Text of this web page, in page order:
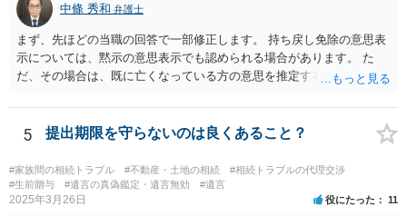
中條 秀和 弁護士
まず、先ほどの当職の回答で一部修正します。 持ち戻し免除の意思表
示については、黙示の意思表示でも認められる場合があります。 た
だ、その場合は、既に亡くなっている方の意思を推定することになり
持ち戻し免除の意思表示は書面で明確にしておいていただくべきとい
う結論は変わりません。 誤解を与えるような回答でした。失礼しまし
た。 文言については、「〇〇に対する生前贈与による特別受益の持ち
戻しをすべて免除する」というのがオーソドックスなものですが、ご
心配ならば、弁護士のところに行って、特別受益となりそうな贈与に
ついて説明した上で、適切な文言についてご相談してみてはいかがで
5 提出期限を守らないのは良くあること？
#家族間の相続トラブル #不動産・土地の相続
#相続トラブルの代理交渉
#生前贈与
#遺言の真偽鑑定・遺言無効 #遺言
2025年3月26日 役にたった 11